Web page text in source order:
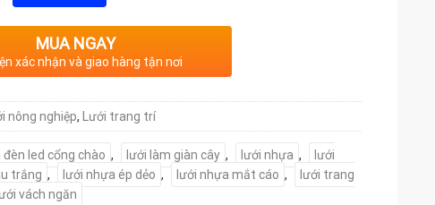
MUA NGAY
xác nhận và giao hàng tận nơi
nông nghiệp, Lưới trang trí
đèn led cổng chào , lưới làm giàn cây , lưới nhựa ,
lưới
trắng , lưới nhựa ép dẻo , lưới nhựa mắt cáo ,
lưới trang
lưới vách ngăn